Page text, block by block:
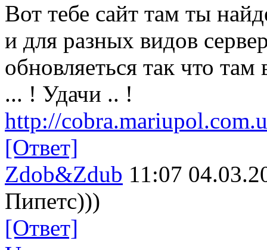
Вот тебе сайт там ты
и для разных видов
обновляеться так что
... ! Удачи .. !
http://
[Ответ]
Zdob&Zdub 11:07
Пипетс)))
[Ответ]